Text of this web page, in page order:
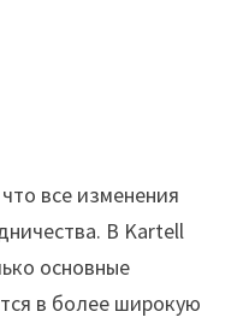
все изменения
В Kartell
основные
в более широкую